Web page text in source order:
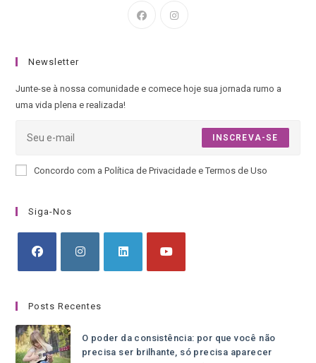
Newsletter
Junte-se à nossa comunidade e comece hoje sua jornada rumo a
uma vida plena e realizada!
INSCREVA-SE
Concordo com a Política de Privacidade e Termos de Uso
Siga-Nos
Posts Recentes
O poder da consistência: por que você não
precisa ser brilhante, só precisa aparecer